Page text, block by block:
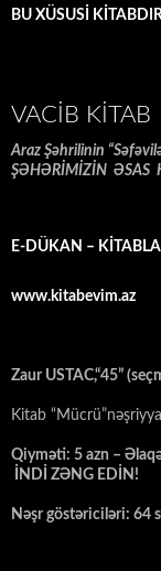
BU XÜSUSİ
VACIB KITAB
Araz Şəhrilinin
ŞƏHƏRİMİZİN ƏSAS
E-DÜKAN –
www.kitabevim.az
Zaur USTAC,“45”
Kitab
Qiyməti: 5 azn –
İNDİ ZƏNG EDİN!
Nəşr göstəriciləri: 64